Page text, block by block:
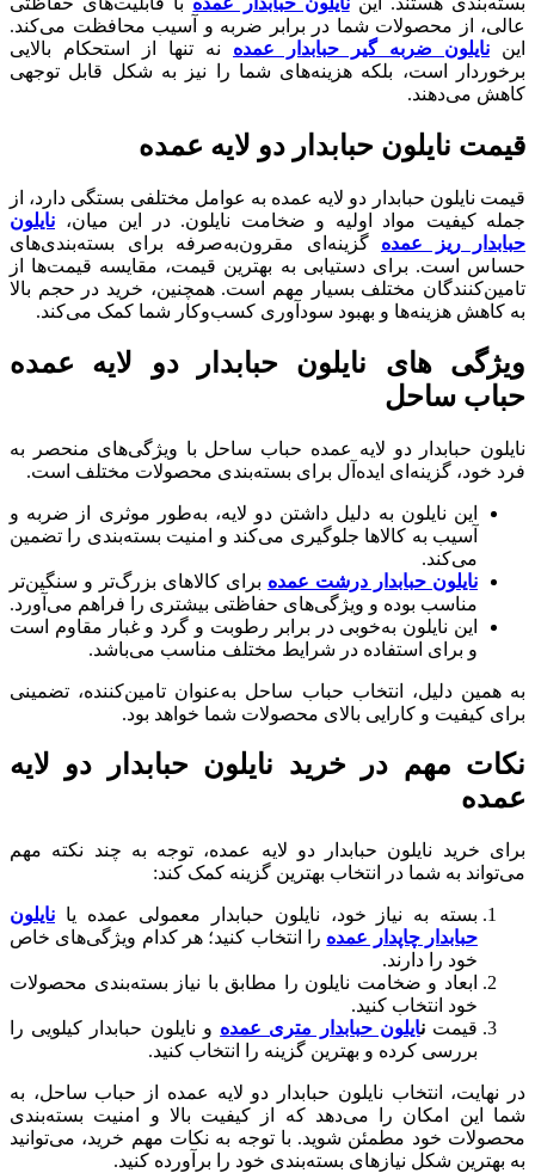
عالی، از محصولات شما در برابر ضربه و آسیب محافظت می‌کند.
این نایلون ضربه گیر حبابدار عمده نه تنها از استحکام بالایی
برخوردار است، بلکه هزینه‌های شما را نیز به شکل قابل توجهی
کاهش می‌دهند.
قیمت نایلون حبابدار دو لایه عمده
قیمت نایلون حبابدار دو لایه عمده به عوامل مختلفی بستگی دارد، از
جمله کیفیت مواد اولیه و ضخامت نایلون. در این میان، نایلون
حبابدار ریز عمده گزینه‌ای مقرون‌به‌صرفه برای بسته‌بندی‌های
حساس است. برای دستیابی به بهترین قیمت، مقایسه قیمت‌ها از
تامین‌کنندگان مختلف بسیار مهم است. همچنین، خرید در حجم بالا
به کاهش هزینه‌ها و بهبود سودآوری کسب‌وکار شما کمک می‌کند.
ویژگی های نایلون حبابدار دو لایه عمده
حباب ساحل
نایلون حبابدار دو لایه عمده حباب ساحل با ویژگی‌های منحصر به
فرد خود، گزینه‌ای ایده‌آل برای بسته‌بندی محصولات مختلف است.
این نایلون به دلیل داشتن دو لایه، به‌طور موثری از ضربه و
آسیب به کالاها جلوگیری می‌کند و امنیت بسته‌بندی را تضمین
می‌کند.
نایلون حبابدار درشت عمده برای کالاهای بزرگ‌تر و سنگین‌تر
مناسب بوده و ویژگی‌های حفاظتی بیشتری را فراهم می‌آورد.
این نایلون به‌خوبی در برابر رطوبت و گرد و غبار مقاوم است
و برای استفاده در شرایط مختلف مناسب می‌باشد.
به همین دلیل، انتخاب حباب ساحل به‌عنوان تامین‌کننده، تضمینی
برای کیفیت و کارایی بالای محصولات شما خواهد بود.
نکات مهم در خرید نایلون حبابدار دو لایه
عمده
برای خرید نایلون حبابدار دو لایه عمده، توجه به چند نکته مهم
می‌تواند به شما در انتخاب بهترین گزینه کمک کند:
بسته به نیاز خود، نایلون حبابدار معمولی عمده یا نایلون
حبابدار چاپدار عمده را انتخاب کنید؛ هر کدام ویژگی‌های خاص
خود را دارند.
ابعاد و ضخامت نایلون را مطابق با نیاز بسته‌بندی محصولات
خود انتخاب کنید.
قیمتنایلون حبابدار متری عمده و نایلون حبابدار کیلویی را
بررسی کرده و بهترین گزینه را انتخاب کنید.
در نهایت، انتخاب نایلون حبابدار دو لایه عمده از حباب ساحل، به
شما این امکان را می‌دهد که از کیفیت بالا و امنیت بسته‌بندی
محصولات خود مطمئن شوید. با توجه به نکات مهم خرید، می‌توانید
به بهترین شکل نیازهای بسته‌بندی خود را برآورده کنید.